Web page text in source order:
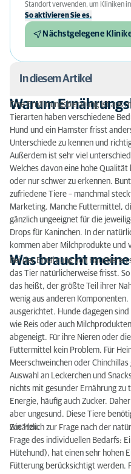
Standort verwenden, um Kliniken
So aktivieren Sie es.
Nächstgelegene
In diesem Artikel
Warum
Was braucht meine
Jenseits von Trocken-
Fazit
Warum
Eine Ernährungsberatung ist aus
Tierarten haben verschiedene
Hund und ein Hamster frisst
Unterschiede zu kennen und
Außerdem ist sehr viel
Welches davon eine hohe
oder nur schwer zu erkennen.
zufriedene Tiere – manchmal
Marketing. Manche Futtermittel,
gänzlich ungeeignet für die
Drops für Kaninchen. In der
kommen aber Milchprodukte und
Was braucht
Bei der Ernährung von
das Tier natürlicherweise frisst.
das heißt, der größte Teil ihrer
wenig aus anderen
ausgerichtet. Hunde dagegen
wie Reis oder auch
abgeneigt. Für ihre Nieren oder
Futtermittel kein Problem. Für
Meerschweinchen oder
Auswahl an Leckerchen und
nichts mit gesunder Ernährung zu
Energie, häufig auch Zucker.
aber ungesund. Diese Tiere
wie Heu.
Zusätzlich zur Frage nach der
Frage des individuellen Bedarfs:
Hütehund), hat einen sehr hohen
Fütterung berücksichtigt werden.